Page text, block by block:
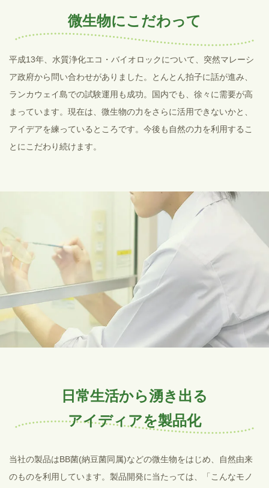
微生物にこだわって
平成13年、水質浄化エコ・バイオロックについて、突然マレーシ
ア政府から問い合わせがありました。とんとん拍子に話が進み、
ランカウェイ島での試験運用も成功。国内でも、徐々に需要が高
まっています。現在は、微生物の力をさらに活用できないかと、
アイデアを練っているところです。今後も自然の力を利用するこ
とにこだわり続けます。
日常生活から湧き出る
アイディアを製品化
当社の製品はBB菌(納豆菌同属)などの微生物をはじめ、自然由来
のものを利用しています。製品開発に当たっては、「こんなモノ